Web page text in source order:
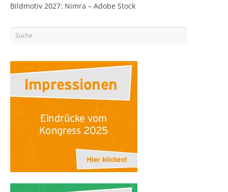
Bildmotiv 2027: Nimra – Adobe Stock